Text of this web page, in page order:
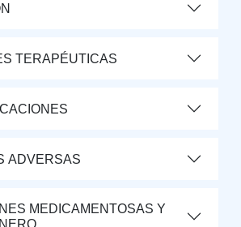
TERAPÉUTICAS
ADVERSAS
MEDICAMENTOSAS Y